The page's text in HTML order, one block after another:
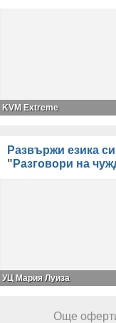
KVM Extreme
Развържи езика
"Разговори на
УЦ Мария Луиза
Още